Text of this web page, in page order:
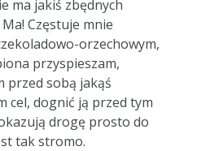
ma jakiś zbędnych
Częstuje mnie
orzechowym,
przyspieszam,
przed sobą jakąś
cel, dognić ją przed tym
drogę prosto do
tak stromo.